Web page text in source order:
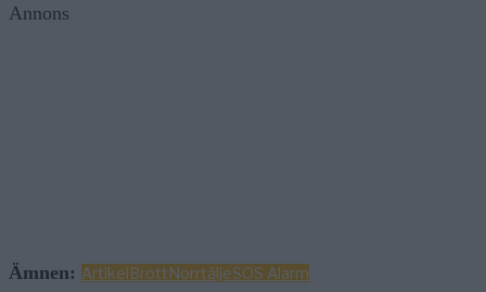
Annons
Ämnen: ArtikelBrottNorrtäljeSOS Alarm